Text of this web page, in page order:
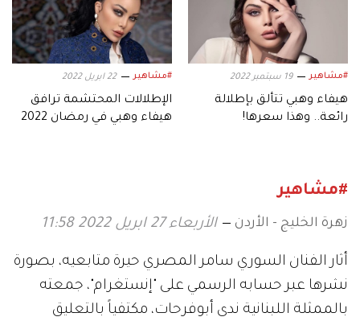
#مشاهير 19 سبتمبر 2022
هيفاء وهبي تتألق بإطلالة
رائعة.. وهذا سعرها!
#مشاهير 22 ابريل 2022
الإطلالات المحتشمة ترافق
هيفاء وهبي في رمضان 2022
#مشاهير
زهرة الخليج - الأردن الأربعاء 27 ابريل 2022 11:58
أثار الفنان السوري سامر المصري حيرة متابعيه، بصورة
نشرها عبر حسابه الرسمي على "إنستغرام"، جمعته
بالممثلة اللبنانية ندى أبوفرحات، مكتفياً بالتعليق